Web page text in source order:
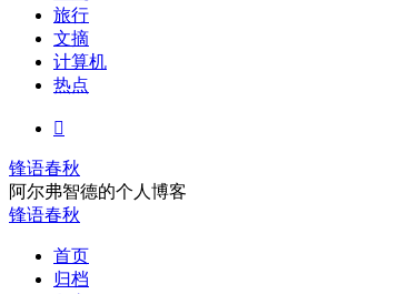
旅行
文摘
计算机
热点

锋语春秋
阿尔弗智德的个人博客
锋语春秋
首页
归档